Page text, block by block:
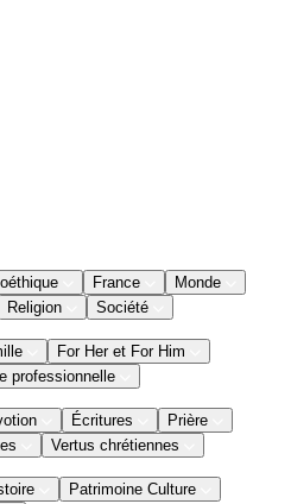
France
Monde
Religion Société
For Her et For Him
professionnelle
Écritures
Prière
Vertus chrétiennes
Patrimoine Culture